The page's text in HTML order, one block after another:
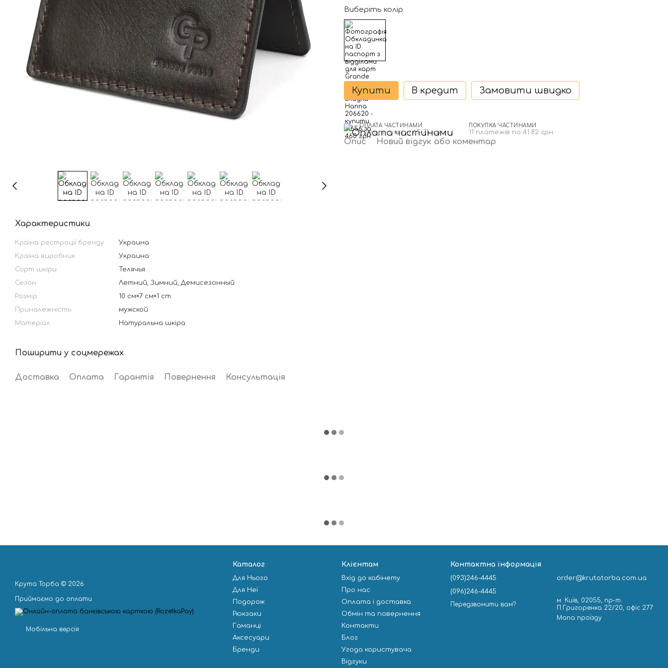
Характеристики
Країна рестрації бренду
Украина
Країна виробник
Украина
Сорт шкіри
Телячья
Сезон
Летний, Зимний, Демисезонный
Розмір
10 см×7 см×1 cm
Приналежність
мужской
Матеріал
Натуральна шкіра
Поширити у соцмережах
Доставка Оплата Гарантія Повернення Консультація
Виберіть колір
Купити В кредит Замовити швидко
ОПЛАТА ЧАСТИНАМИ
7 платежів по 65.71 грн
ПОКУПКА ЧАСТИНАМИ
11 платежів по 41.82 грн
Опис Новий відгук або коментар
Крута Торба © 2026
Приймаємо до оплати
Мобільна версія
Каталог
Для Нього
Для Неї
Подорож
Рюкзаки
Гаманці
Аксесуари
Бренди
Клієнтам
Вхід до кабінету
Про нас
Оплата і доставка
Обмін та повернення
Контакти
Блог
Угода користувача
Відгуки
Контактна інформація
(093)246-4445
(096)246-4445
Передзвонити вам?
order@krutatorba.com.ua
м. Київ, 02055, пр-т.
П.Григоренка 22/20, офіс 277
Мапа проїзду